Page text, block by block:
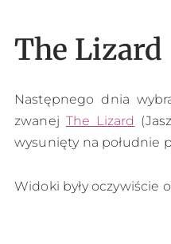
The Lizard
Następnego dnia
zwanej The Lizard
wysunięty na południe
Widoki były oczywiście